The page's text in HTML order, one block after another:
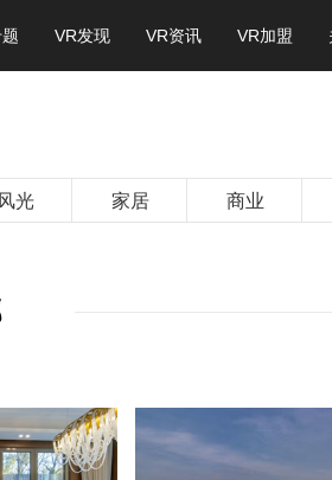
VR发现 VR资讯 VR加盟
风光 家居 商业